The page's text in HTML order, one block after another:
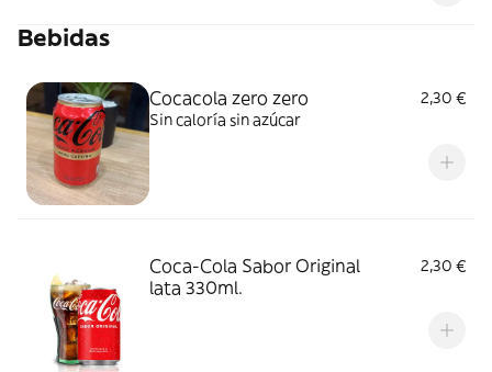
Bebidas
Cocacola zero zero
2,30 €
Sin caloría sin azúcar
Coca-Cola Sabor Original
lata 330ml.
2,30 €